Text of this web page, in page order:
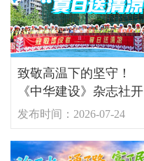
致敬高温下的坚守！
《中华建设》杂志社开
展2026年“夏日送清
动
发布时间：2026-07-24